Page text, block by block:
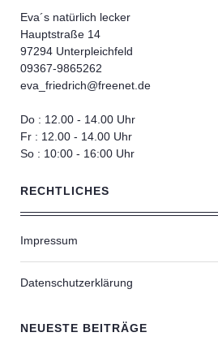
Eva´s natürlich lecker
Hauptstraße 14
97294 Unterpleichfeld
09367-9865262
eva_friedrich@freenet.de
Do : 12.00 - 14.00 Uhr
Fr : 12.00 - 14.00 Uhr
So : 10:00 - 16:00 Uhr
RECHTLICHES
Impressum
Datenschutzerklärung
NEUESTE BEITRÄGE